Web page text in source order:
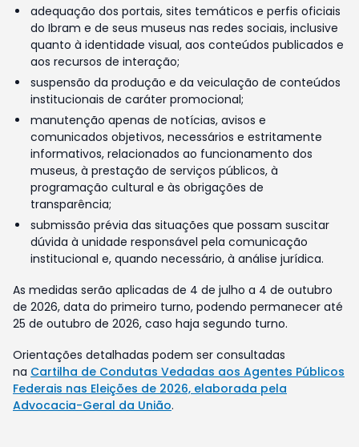
adequação dos portais, sites temáticos e perfis oficiais
do Ibram e de seus museus nas redes sociais, inclusive
quanto à identidade visual, aos conteúdos publicados e
aos recursos de interação;
suspensão da produção e da veiculação de conteúdos
institucionais de caráter promocional;
manutenção apenas de notícias, avisos e
comunicados objetivos, necessários e estritamente
informativos, relacionados ao funcionamento dos
museus, à prestação de serviços públicos, à
programação cultural e às obrigações de
transparência;
submissão prévia das situações que possam suscitar
dúvida à unidade responsável pela comunicação
institucional e, quando necessário, à análise jurídica.
As medidas serão aplicadas de 4 de julho a 4 de outubro
de 2026, data do primeiro turno, podendo permanecer até
25 de outubro de 2026, caso haja segundo turno.
Orientações detalhadas podem ser consultadas
na Cartilha de Condutas Vedadas aos Agentes Públicos
Federais nas Eleições de 2026, elaborada pela
Advocacia-Geral da União.